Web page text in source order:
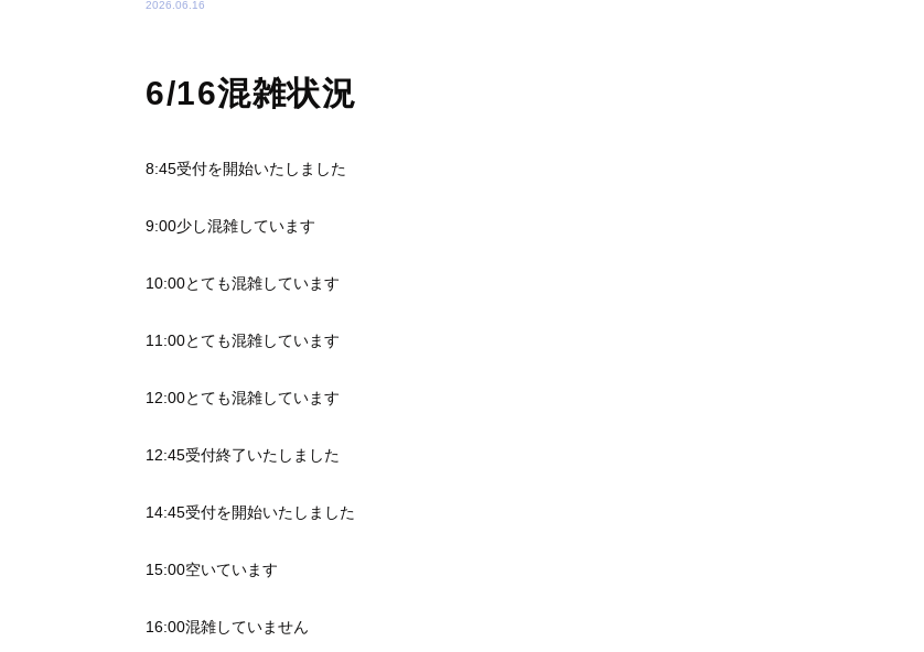
2026.06.16
6/16混雑状況
8:45受付を開始いたしました
9:00少し混雑しています
10:00とても混雑しています
11:00とても混雑しています
12:00とても混雑しています
12:45受付終了いたしました
14:45受付を開始いたしました
15:00空いています
16:00混雑していません